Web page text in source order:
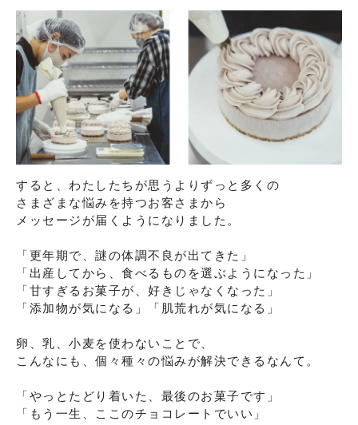
すると、わたしたちが思うよりずっと多くの
さまざまな悩みを持つお客さまから
メッセージが届くようになりました。
「更年期で、謎の体調不良が出てきた」
「出産してから、食べるものを選ぶようになった」
「甘すぎるお菓子が、好きじゃなくなった」
「添加物が気になる」「肌荒れが気になる」
卵、乳、小麦を使わないことで、
こんなにも、個々種々の悩みが解決できるなんて。
「やっとたどり着いた、最後のお菓子です」
「もう一生、ここのチョコレートでいい」